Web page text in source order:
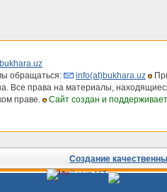
обращаться:
info(at)bukhara.uz
Все права на материалы,
праве.
Сайт создан и
Создание
Сайты
Узбекистана